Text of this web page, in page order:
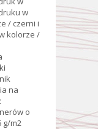
w
/ czerni i
kolorze /
na
o
g/m2